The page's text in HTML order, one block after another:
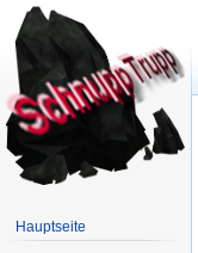
Hauptseite